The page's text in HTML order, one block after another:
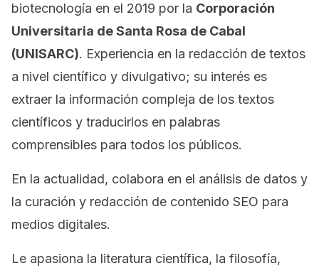
biotecnología en el 2019 por la Corporación
Universitaria de Santa Rosa de Cabal
(UNISARC). Experiencia en la redacción de textos
a nivel científico y divulgativo; su interés es
extraer la información compleja de los textos
científicos y traducirlos en palabras
comprensibles para todos los públicos.
En la actualidad, colabora en el análisis de datos y
la curación y redacción de contenido SEO para
medios digitales.
Le apasiona la literatura científica, la filosofía,